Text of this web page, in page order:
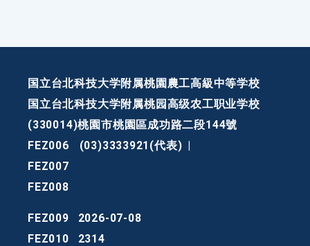
国立台北科技大学附属桃園農工高級中等学校
国立台北科技大学附属桃园高级农工职业学校
(330014)桃園市桃園區成功路二段144號
FEZ006
(03)3333921(代表)
FEZ007
FEZ008
FEZ009
2026-07-08
FEZ010
2314